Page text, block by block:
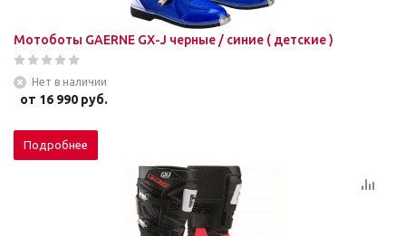
Мотоботы GAERNE GX-J черные / синие ( детские )
Нет в наличии
от 16 990 руб.
Подробнее